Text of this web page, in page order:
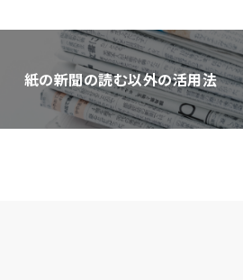
紙の新聞の読む以外の活用法